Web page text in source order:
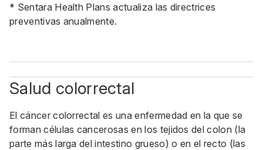
* Sentara Health Plans actualiza las directrices
preventivas anualmente.
Salud colorrectal
El cáncer colorrectal es una enfermedad en la que se
forman células cancerosas en los tejidos del colon (la
parte más larga del intestino grueso) o en el recto (las